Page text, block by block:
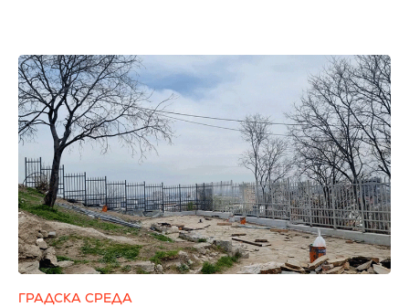
ГРАДСКА СРЕДА